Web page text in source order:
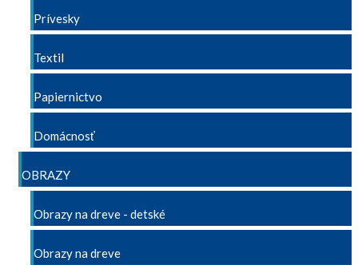
Prívesky
Textil
Papiernictvo
Domácnosť
OBRAZY
Obrazy na dreve - detské
Obrazy na dreve